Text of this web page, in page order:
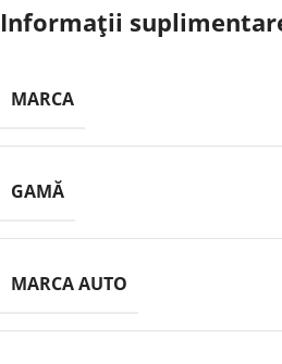
Informații
MARCA
GAMĂ
MARCA AUTO